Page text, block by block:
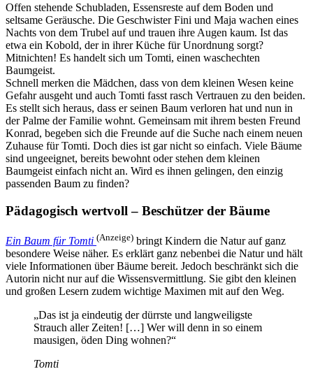
Offen stehende Schubladen, Essensreste auf dem Boden und
seltsame Geräusche. Die Geschwister Fini und Maja wachen eines
Nachts von dem Trubel auf und trauen ihre Augen kaum. Ist das
etwa ein Kobold, der in ihrer Küche für Unordnung sorgt?
Mitnichten! Es handelt sich um Tomti, einen waschechten
Baumgeist.
Schnell merken die Mädchen, dass von dem kleinen Wesen keine
Gefahr ausgeht und auch Tomti fasst rasch Vertrauen zu den beiden.
Es stellt sich heraus, dass er seinen Baum verloren hat und nun in
der Palme der Familie wohnt. Gemeinsam mit ihrem besten Freund
Konrad, begeben sich die Freunde auf die Suche nach einem neuen
Zuhause für Tomti. Doch dies ist gar nicht so einfach. Viele Bäume
sind ungeeignet, bereits bewohnt oder stehen dem kleinen
Baumgeist einfach nicht an. Wird es ihnen gelingen, den einzig
passenden Baum zu finden?
Pädagogisch wertvoll – Beschützer der Bäume
Ein Baum für Tomti (Anzeige) bringt Kindern die Natur auf ganz
besondere Weise näher. Es erklärt ganz nebenbei die Natur und hält
viele Informationen über Bäume bereit. Jedoch beschränkt sich die
Autorin nicht nur auf die Wissensvermittlung. Sie gibt den kleinen
und großen Lesern zudem wichtige Maximen mit auf den Weg.
„Das ist ja eindeutig der dürrste und langweiligste
Strauch aller Zeiten! […] Wer will denn in so einem
mausigen, öden Ding wohnen?“
Tomti